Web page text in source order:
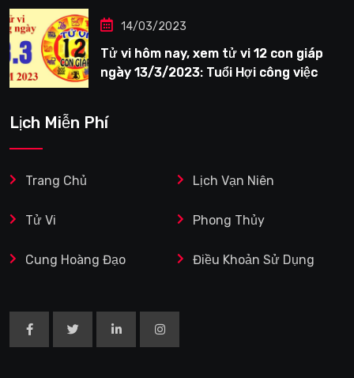
14/03/2023
Tử vi hôm nay, xem tử vi 12 con giáp
ngày 13/3/2023: Tuổi Hợi công việc
Lịch Miễn Phí
Trang Chủ Lịch Vạn Niên
Tử Vi Phong Thủy
Cung Hoàng Đạo Điều Khoản Sử Dụng